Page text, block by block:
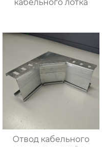
кабельного лотка
Отвод кабельного